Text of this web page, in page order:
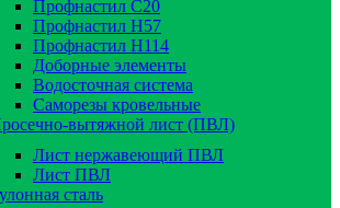
Профнастил С20
Профнастил Н57
Профнастил Н114
Доборные элементы
Водосточная система
Саморезы кровельные
вытяжной лист (ПВЛ)
Лист нержавеющий ПВЛ
Лист ПВЛ
сталь